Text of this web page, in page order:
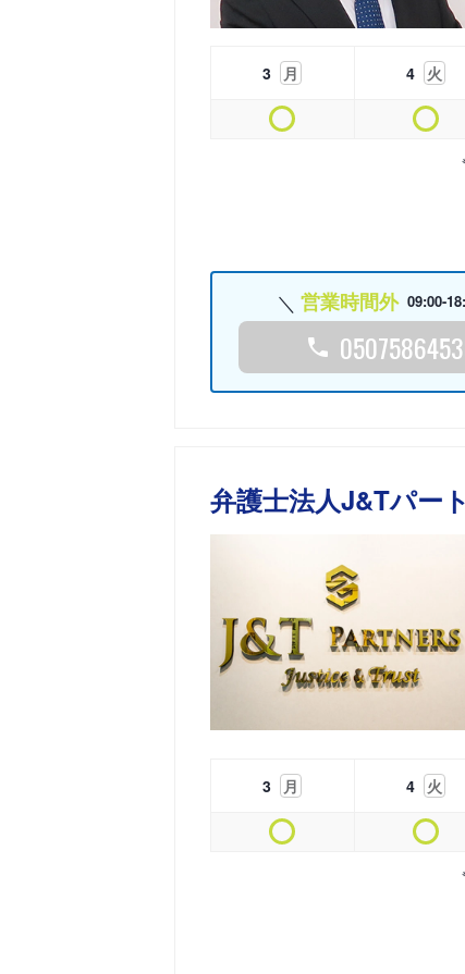
3 月 4 火
営業時間外 09:00-
弁護士法人J&Tパー
3 月 4 火